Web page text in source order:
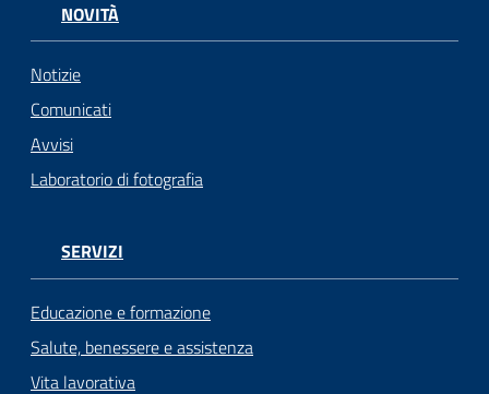
NOVITÀ
Notizie
Comunicati
Avvisi
Laboratorio di fotografia
SERVIZI
Educazione e formazione
Salute, benessere e assistenza
Vita lavorativa